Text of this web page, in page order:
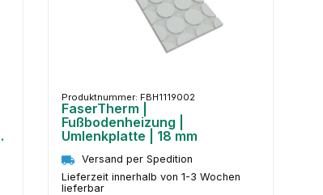
Produktnummer: FBH1119002
FaserTherm |
Fußbodenheizung |
Umlenkplatte | 18 mm
Versand per Spedition
Lieferzeit innerhalb von 1-3 Wochen
lieferbar